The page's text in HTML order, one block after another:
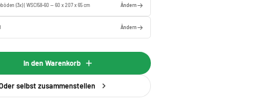
(3x) | WSCI58-60 — 60 x 207 x 65 cm Ändern
Ändern
In den Warenkorb
selbst zusammenstellen